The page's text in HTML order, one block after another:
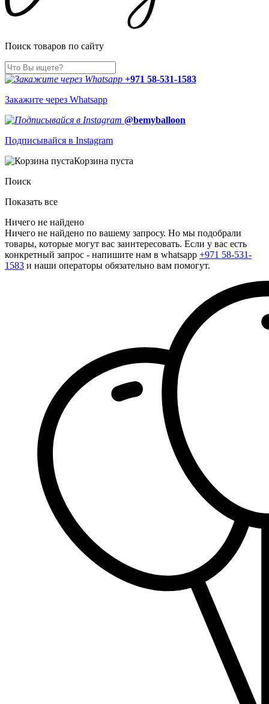
Поиск товаров по сайту
+971 58-531-1583
Закажите через Whatsapp
@bemyballoon
Подписывайся в Instagram
Корзина пуста
Поиск
Показать все
Ничего не найдено
Ничего не найдено по вашему запросу. Но мы подобрали
товары, которые могут вас заинтересовать. Если у вас есть
конкретный запрос - напишите нам в whatsapp +971 58-531-
1583 и наши операторы обязательно вам помогут.